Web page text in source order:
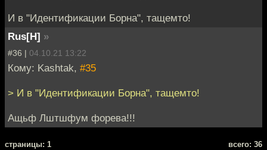
И в "Идентификации Борна", тащемто!
Rus[H] »
#36 | 04.10.21 13:22
Кому: Kashtak, #35
> И в "Идентификации Борна", тащемто!
Ащьф Лштшфум форева!!!
cтраницы: 1 всего: 36